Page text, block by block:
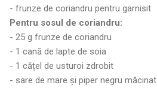
- frunze de coriandru pentru garnisit
Pentru sosul de coriandru:
- 25 g frunze de coriandru
- 1 cană de lapte de soia
- 1 cățel de usturoi zdrobit
- sare de mare și piper negru măcinat.